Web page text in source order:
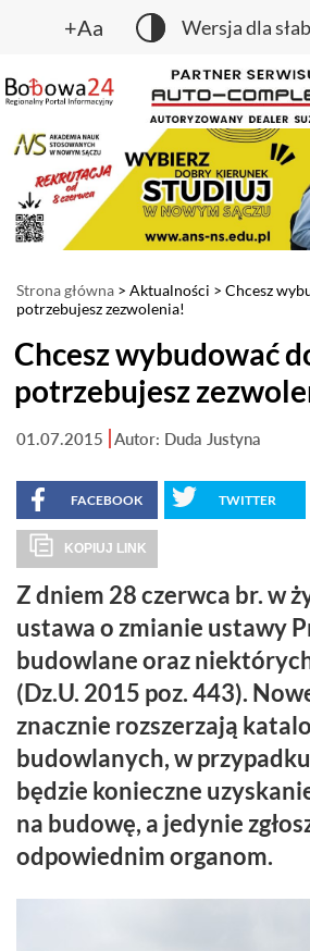
+Aa Wersja dla
Strona główna > Aktualności > Chcesz
potrzebujesz zezwolenia!
Chcesz wybudować
potrzebujesz
01.07.2015 Autor: Duda Justyna
FACEBOOK TWITTER
KOPIUJ LINK
Z dniem 28 czerwca br. w
ustawa o zmianie ustawy
budowlane oraz
(Dz.U. 2015 poz. 443).
znacznie rozszerzają
budowlanych, w
będzie konieczne
na budowę, a jedynie
odpowiednim organom.